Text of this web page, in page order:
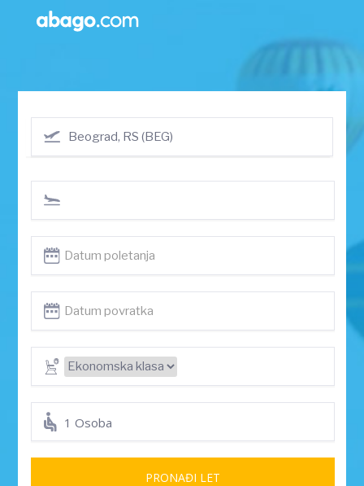
1 Osoba
PRONAĐI LET